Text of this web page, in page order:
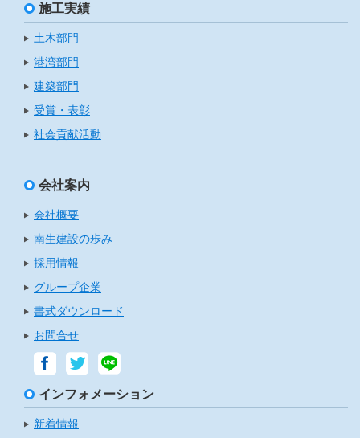
施工実績
土木部門
港湾部門
建築部門
受賞・表彰
社会貢献活動
会社案内
会社概要
南生建設の歩み
採用情報
グループ企業
書式ダウンロード
お問合せ
インフォメーション
新着情報